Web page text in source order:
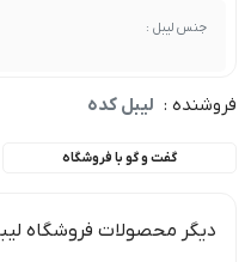
جنس لیبل :
فروشنده : لیبل کده
گفت و گو با فروشگاه
دیگر محصولات فروشگاه